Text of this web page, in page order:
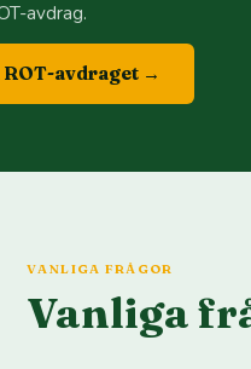
avdrag.
ROT-avdraget →
VANLIGA FRÅGOR
Vanliga